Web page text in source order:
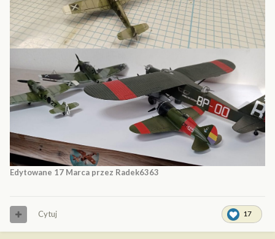
Edytowane 17 Marca przez Radek6363
17
Cytuj